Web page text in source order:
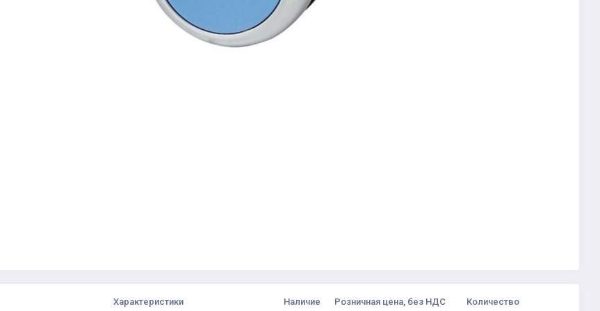
Характеристики Наличие Розничная цена, без НДС Количество